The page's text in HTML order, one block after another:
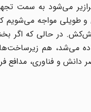
سرازیر می‌شود به
طویلی مواجه می‌شویم
در حالی که اگر
می‌شد، هم زیرساخت‌ها
دانش و فناوری، مدافع